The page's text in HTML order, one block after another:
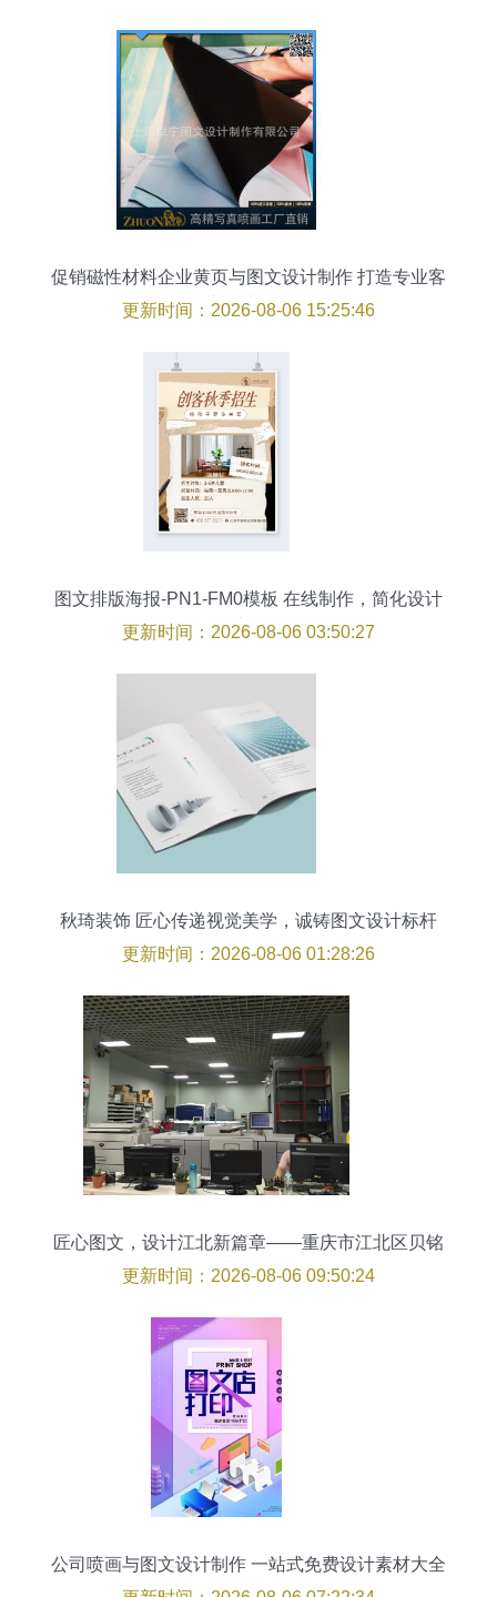
促销磁性材料企业黄页与图文设计制作 打造专业客
户触达策略
更新时间：2026-08-06 15:25:46
图文排版海报-PN1-FM0模板 在线制作，简化设计
流程
更新时间：2026-08-06 03:50:27
秋琦装饰 匠心传递视觉美学，诚铸图文设计标杆
更新时间：2026-08-06 01:28:26
匠心图文，设计江北新篇章——重庆市江北区贝铭
图文制作行
更新时间：2026-08-06 09:50:24
公司喷画与图文设计制作 一站式免费设计素材大全